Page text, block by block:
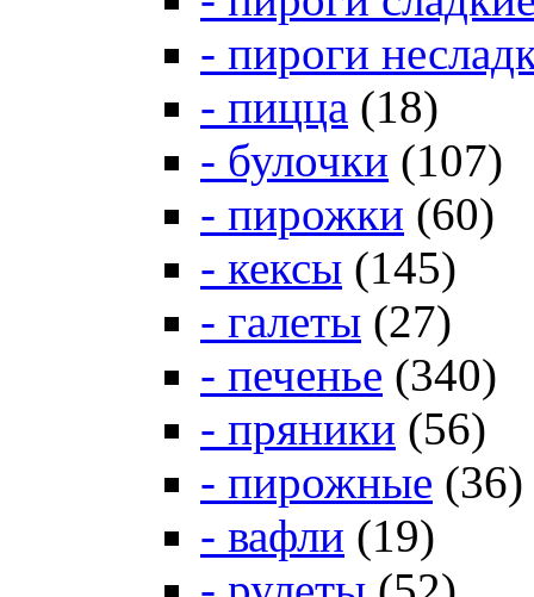
- пироги
- пицца (18)
- булочки (107)
- пирожки (60)
- кексы (145)
- галеты (27)
- печенье (340)
- пряники (56)
- пирожные (36)
- вафли (19)